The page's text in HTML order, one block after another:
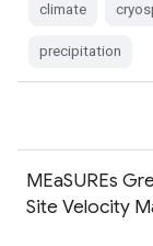
climate
precipitation
MEaSUREs
Site Velocity